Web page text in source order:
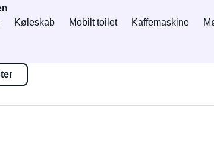
Køleskab Mobilt toilet Kaffemaskine